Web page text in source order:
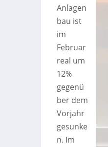
Anlagen
bau ist
im
Februar
real um
12%
gegenü
ber dem
Vorjahr
gesunke
n. Im